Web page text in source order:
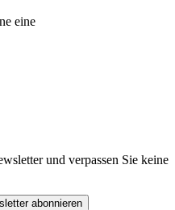
eine
und verpassen Sie keine
abonnieren